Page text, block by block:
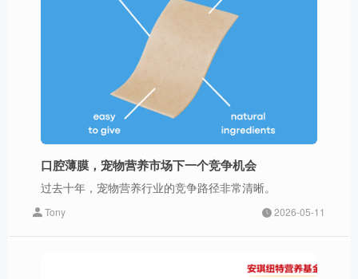
口腔薄膜，宠物营养市场下一个竞争机会
过去十年，宠物营养行业的竞争路径非常清晰。
Tony 2026-05-11